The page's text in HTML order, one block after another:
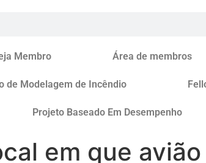
Membro Área de membros
de Modelagem de Incêndio
Projeto Baseado Em Desempenho
em que